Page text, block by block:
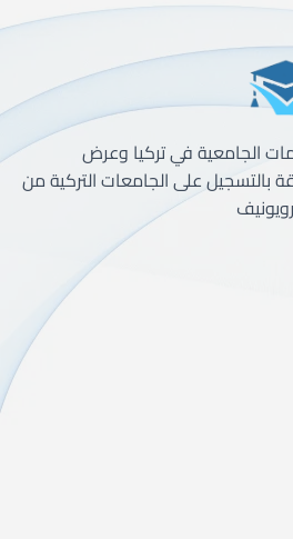
الجامعية في تركيا وعرض
بالتسجيل على الجامعات التركية من